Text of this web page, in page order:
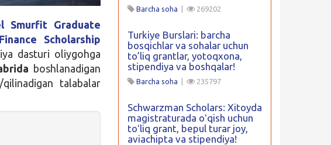
Smurfit Graduate
Scholarship
dasturi oliygohga
boshlanadigan
talabalar
Barcha soha 269202
Turkiye Burslari: barcha
bosqichlar va sohalar uchun
to’liq grantlar, yotoqxona,
stipendiya va boshqalar!
Barcha soha 235797
Schwarzman Scholars: Xitoyda
magistraturada oʻqish uchun
toʻliq grant, bepul turar joy,
aviachipta va stipendiya!